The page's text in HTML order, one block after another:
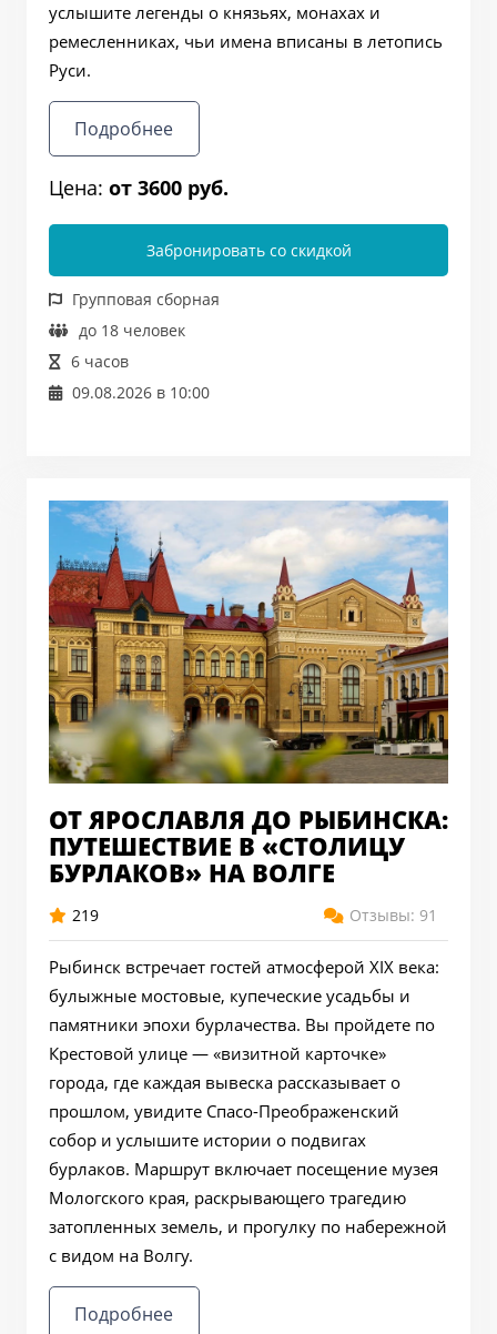
услышите легенды о князьях, монахах и
ремесленниках, чьи имена вписаны в летопись
Руси.
Подробнее
Цена: от 3600 руб.
Забронировать со скидкой
Групповая сборная
до 18 человек
6 часов
09.08.2026 в 10:00
ОТ ЯРОСЛАВЛЯ ДО РЫБИНСКА:
ПУТЕШЕСТВИЕ В «СТОЛИЦУ
БУРЛАКОВ» НА ВОЛГЕ
219 Отзывы: 91
Рыбинск встречает гостей атмосферой XIX века:
булыжные мостовые, купеческие усадьбы и
памятники эпохи бурлачества. Вы пройдете по
Крестовой улице — «визитной карточке»
города, где каждая вывеска рассказывает о
прошлом, увидите Спасо-Преображенский
собор и услышите истории о подвигах
бурлаков. Маршрут включает посещение музея
Мологского края, раскрывающего трагедию
затопленных земель, и прогулку по набережной
с видом на Волгу.
Подробнее